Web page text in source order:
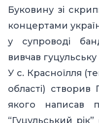
Буковину зі
концертами
у супроводі
вивчав гуцульську
У с. Красноїлля
області) створив
якого написав
“Гуцульський рік”